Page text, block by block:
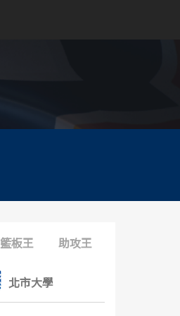
籃板王 助攻王
北市大學